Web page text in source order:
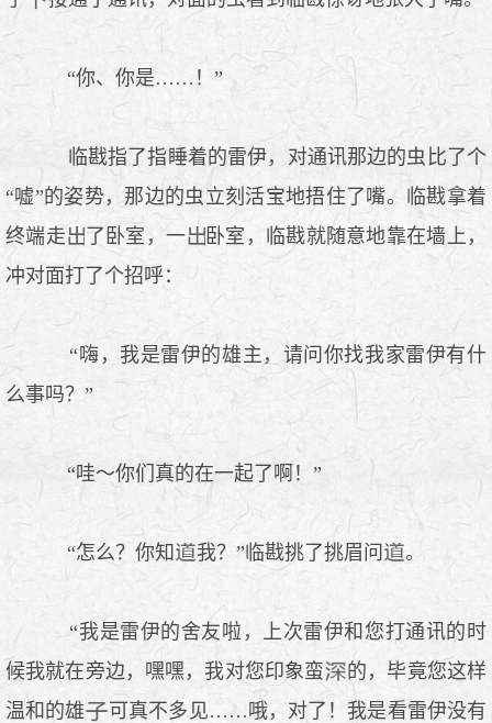
“你、你是……！”
临戡指了指睡着的雷伊，对通讯那边的虫比了个
“嘘”的姿势，那边的虫立刻活宝地捂住了嘴。临戡拿着
终端走
了卧室，一
卧室，临戡就随意地靠在墙上，
冲对面打了个招呼：
“嗨，我是雷伊的雄主，请问你找我家雷伊有什
么事吗？”
“哇～你们真的在一起了啊！”
“怎么？你知 我？”临戡挑了挑眉问 。
“我是雷伊的舍友啦，上次雷伊和您打通讯的时
候我就在旁边，嘿嘿，我对您印象蛮
的，毕竟您这样
温和的雄
可真不多见……哦，对了！我是看雷伊没有